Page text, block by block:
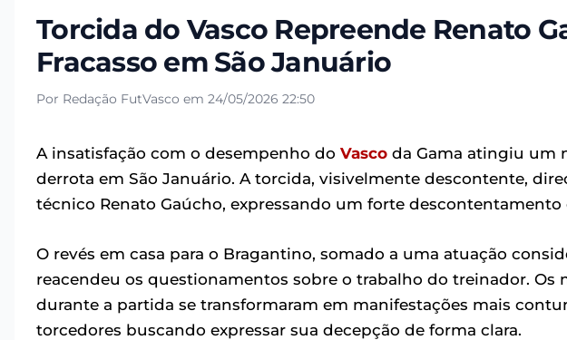
Torcida do Vasco Repreende Renato
Fracasso em São Januário
Por Redação FutVasco em 24/05/2026 22:50
A insatisfação com o desempenho do Vasco da Gama atingiu um
derrota em São Januário. A torcida, visivelmente descontente,
técnico Renato Gaúcho, expressando um forte
O revés em casa para o Bragantino, somado a uma atuação
reacendeu os questionamentos sobre o trabalho do treinador. Os
durante a partida se transformaram em manifestações mais
torcedores buscando expressar sua decepção de forma clara.